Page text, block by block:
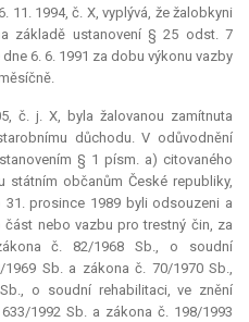
11. 1994, č. X, vyplývá, že žalobkyni
základě ustanovení § 25 odst. 7
6. 6. 1991 za dobu výkonu vazby
č. j. X, byla žalovanou zamítnuta
důchodu. V odůvodnění
§ 1 písm. a) citovaného
občanům České republiky,
prosince 1989 byli odsouzeni a
nebo vazbu pro trestný čin, za
č. 82/1968 Sb., o soudní
Sb. a zákona č. 70/1970 Sb.,
o soudní rehabilitaci, ve znění
1992 Sb. a zákona č. 198/1993